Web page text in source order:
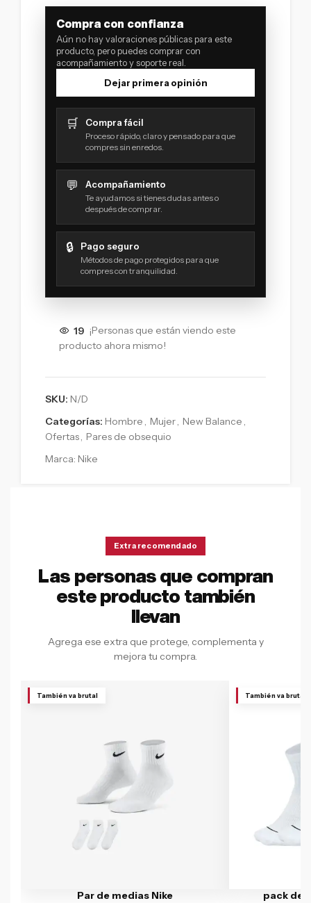
Compra con confianza
Aún no hay valoraciones públicas para este
producto, pero puedes comprar con
acompañamiento y soporte real.
Dejar primera opinión
🛒 Compra fácil
Proceso rápido, claro y pensado para que
compres sin enredos.
💬 Acompañamiento
Te ayudamos si tienes dudas antes o
después de comprar.
🔒 Pago seguro
Métodos de pago protegidos para que
compres con tranquilidad.
19 ¡Personas que están viendo este
producto ahora mismo!
SKU: N/D
Categorías: Hombre , Mujer, New Balance ,
Ofertas, Pares de obsequio
Marca: Nike
Extra recomendado
Las personas que compran
este producto también
llevan
Agrega ese extra que protege, complementa y
mejora tu compra.
También va brutal
Par de medias Nike
También va brutal
pack de